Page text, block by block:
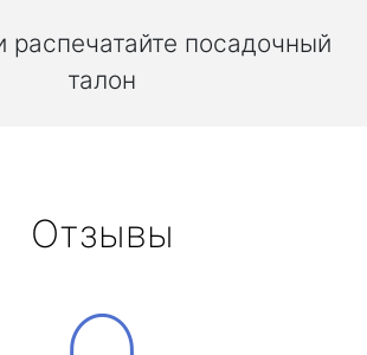
распечатайте посадочный
талон
Отзывы